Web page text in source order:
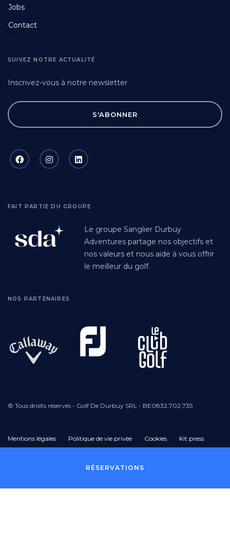
RÉSERVATIONS
Jobs
Contact
SUIVEZ NOTRE ACTUALITÉ
Inscrivez-vous à notre newsletter
S'ABONNER
FAIT PARTIE DU GROUPE
Le groupe Sanglier Durbuy
Adventures partage nos objectifs et
nos valeurs et nous aide à vous offrir
le meilleur du golf.
NOS PARTENAIRES
© Tous droits réservés - Golf De Durbuy SRL - BE0832.702.735
Mentions légales Politique de vie privée Cookies Kit press